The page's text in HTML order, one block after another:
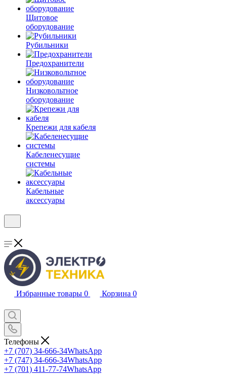
Щитовое
оборудование
Рубильники
Предохранители
Низковольтное
оборудование
Крепежи для кабеля
Кабеленесущие
системы
Кабельные
аксессуары
Избранные товары 0 Корзина 0
Телефоны
+7 (707) 34-666-34WhatsApp
+7 (747) 34-666-34WhatsApp
+7 (701) 411-77-74WhatsApp